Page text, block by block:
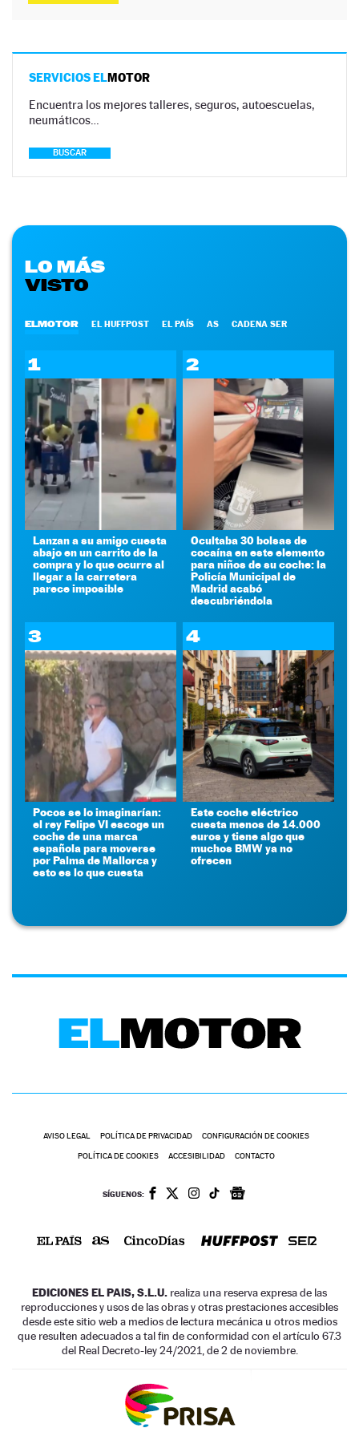
SERVICIOS ELMOTOR
Encuentra los mejores talleres, seguros, autoescuelas,
neumáticos…
BUSCAR
LO MÁS
VISTO
ELMOTOR EL HUFFPOST EL PAÍS AS CADENA SER
1
Lanzan a su amigo cuesta
abajo en un carrito de la
compra y lo que ocurre al
llegar a la carretera
parece imposible
2
Ocultaba 30 bolsas de
cocaína en este elemento
para niños de su coche: la
Policía Municipal de
Madrid acabó
descubriéndola
3
Pocos se lo imaginarían:
el rey Felipe VI escoge un
coche de una marca
española para moverse
por Palma de Mallorca y
esto es lo que cuesta
4
Este coche eléctrico
cuesta menos de 14.000
euros y tiene algo que
muchos BMW ya no
ofrecen
AVISO LEGAL POLÍTICA DE PRIVACIDAD CONFIGURACIÓN DE COOKIES
POLÍTICA DE COOKIES ACCESIBILIDAD CONTACTO
SÍGUENOS:
EDICIONES EL PAIS, S.L.U. realiza una reserva expresa de las
reproducciones y usos de las obras y otras prestaciones accesibles
desde este sitio web a medios de lectura mecánica u otros medios
que resulten adecuados a tal fin de conformidad con el artículo 67.3
del Real Decreto-ley 24/2021, de 2 de noviembre.